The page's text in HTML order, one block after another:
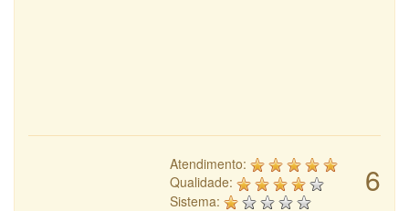
6
Atendimento:
Qualidade:
Sistema: